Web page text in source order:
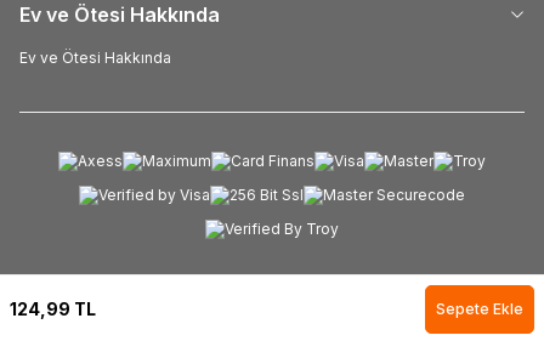
124,99 TL Sepete Ekle
Ev ve Ötesi Hakkında
Ev ve Ötesi Hakkında